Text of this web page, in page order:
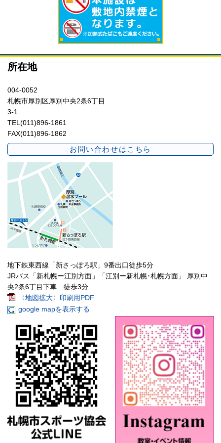
所在地
004-0052
札幌市厚別区厚別中央2条6丁目
3-1
TEL(011)896-1861
FAX(011)896-1862
お問い合わせはこちら
地下鉄東西線「新さっぽろ駅」9番出口徒歩5分
JRバス「新札幌ー江別方面」「江別ー新札幌･札幌方面」 厚別中
央2条6丁目下車 徒歩3分
〈地図拡大〉印刷用PDF
google mapを表示する